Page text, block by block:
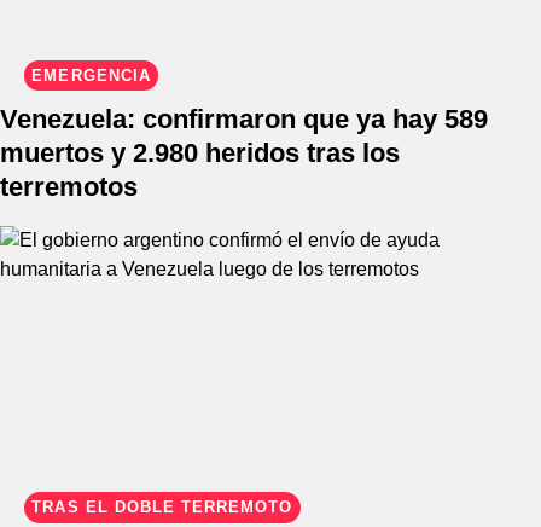
EMERGENCIA
Venezuela: confirmaron que ya hay 589
muertos y 2.980 heridos tras los
terremotos
TRAS EL DOBLE TERREMOTO